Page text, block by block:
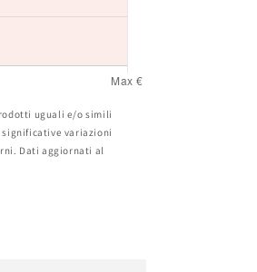
uguali e/o simili
variazioni
Dati aggiornati al